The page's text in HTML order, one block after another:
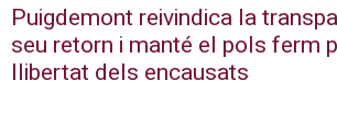
Puigdemont reivindica la
seu retorn i manté el pols ferm
llibertat dels encausats